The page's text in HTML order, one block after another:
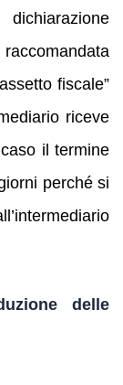
fiscale”
riceve
il termine
perché si
delle